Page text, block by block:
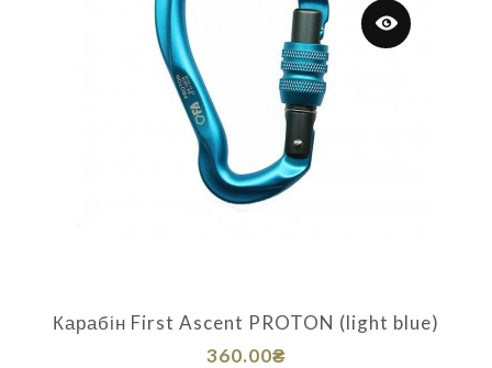
Карабін First Ascent PROTON (light blue)
360.00₴